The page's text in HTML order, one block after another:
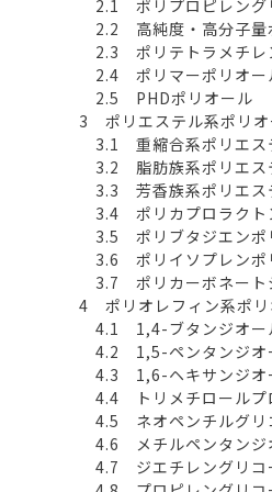
2.1 ポリプロピレング
2.2 高純度・高分子量
2.3 ポリテトラメチレ
2.4 ポリマーポリオー
2.5 PHDポリオール
3 ポリエステル系ポリオ
3.1 重縮合系ポリエス
3.2 脂肪族系ポリエス
3.3 芳香族系ポリエス
3.4 ポリカプロラクト
3.5 ポリブタジエンポ
3.6 ポリイソプレンポ
3.7 ポリカーボネート
4 ポリオレフィン系ポリ
4.1 1,4-ブタンジオー
4.2 1,5-ペンタンジオ
4.3 1,6-ヘキサンジオ
4.4 トリメチロールプ
4.5 ネオペンチルグリ
4.6 メチルペンタンジ
4.7 ジエチレングリコ